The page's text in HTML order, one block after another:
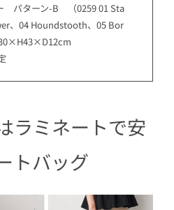
パターン-B （0259 01 Sta
、04 Houndstooth、05 Bor
ラミネートで安
トバッグ